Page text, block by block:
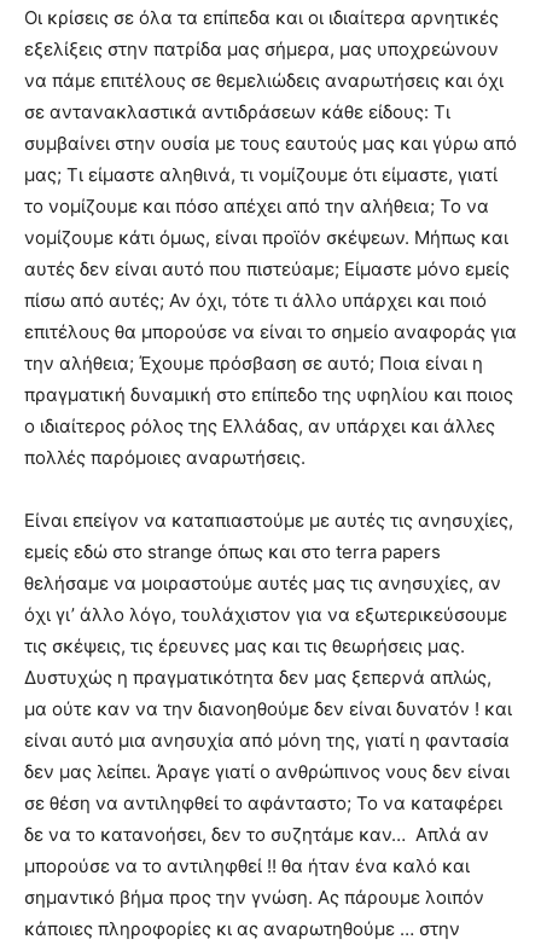
Οι κρίσεις σε όλα τα επίπεδα και οι ιδιαίτερα αρνητικές
εξελίξεις στην πατρίδα μας σήμερα, μας υποχρεώνουν
να πάμε επιτέλους σε θεμελιώδεις αναρωτήσεις και όχι
σε αντανακλαστικά αντιδράσεων κάθε είδους: Τι
συμβαίνει στην ουσία με τους εαυτούς μας και γύρω από
μας; Τι είμαστε αληθινά, τι νομίζουμε ότι είμαστε, γιατί
το νομίζουμε και πόσο απέχει από την αλήθεια; Το να
νομίζουμε κάτι όμως, είναι προϊόν σκέψεων. Μήπως και
αυτές δεν είναι αυτό που πιστεύαμε; Είμαστε μόνο εμείς
πίσω από αυτές; Αν όχι, τότε τι άλλο υπάρχει και ποιό
επιτέλους θα μπορούσε να είναι το σημείο αναφοράς για
την αλήθεια; Έχουμε πρόσβαση σε αυτό; Ποια είναι η
πραγματική δυναμική στο επίπεδο της υφηλίου και ποιος
ο ιδιαίτερος ρόλος της Ελλάδας, αν υπάρχει και άλλες
πολλές παρόμοιες αναρωτήσεις.
Είναι επείγον να καταπιαστούμε με αυτές τις ανησυχίες,
εμείς εδώ στο strange όπως και στο terra papers
θελήσαμε να μοιραστούμε αυτές μας τις ανησυχίες, αν
όχι γι’ άλλο λόγο, τουλάχιστον για να εξωτερικεύσουμε
τις σκέψεις, τις έρευνες μας και τις θεωρήσεις μας.
Δυστυχώς η πραγματικότητα δεν μας ξεπερνά απλώς,
μα ούτε καν να την διανοηθούμε δεν είναι δυνατόν ! και
είναι αυτό μια ανησυχία από μόνη της, γιατί η φαντασία
δεν μας λείπει. Άραγε γιατί ο ανθρώπινος νους δεν είναι
σε θέση να αντιληφθεί το αφάνταστο; Το να καταφέρει
δε να το κατανοήσει, δεν το συζητάμε καν… Απλά αν
μπορούσε να το αντιληφθεί !! θα ήταν ένα καλό και
σημαντικό βήμα προς την γνώση. Ας πάρουμε λοιπόν
κάποιες πληροφορίες κι ας αναρωτηθούμε … στην